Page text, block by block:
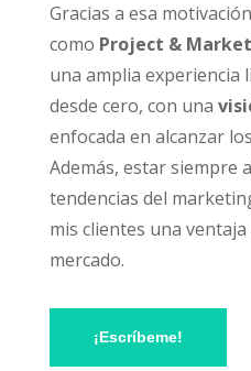
Gracias a esa
como Project &
una amplia experiencia
desde cero, con una
enfocada en alcanzar
Además, estar siempre
tendencias del
mis clientes una
mercado.
¡Escríbeme!